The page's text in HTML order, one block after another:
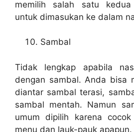
memilih salah satu
untuk dimasukan ke dalam
Sambal
Tidak lengkap apabila
dengan sambal. Anda bisa
diantar sambal terasi,
sambal mentah. Namun
umum dipilih karena
menu dan lauk-pauk apapun.